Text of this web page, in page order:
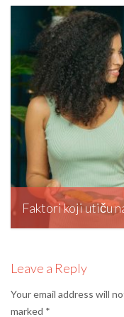
editormd, August 27, 2023
Faktori koji utiču
Leave a Reply
Your email address will
marked *